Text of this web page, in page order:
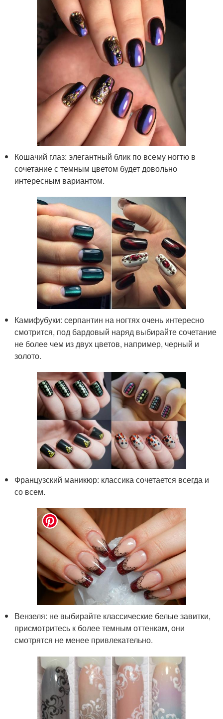
Кошачий глаз: элегантный блик по всему ногтю в
сочетание с темным цветом будет довольно
интересным вариантом.
Камифубуки: серпантин на ногтях очень интересно
смотрится, под бардовый наряд выбирайте сочетание
не более чем из двух цветов, например, черный и
золото.
Французский маникюр: классика сочетается всегда и
со всем.
Вензеля: не выбирайте классические белые завитки,
присмотритесь к более темным оттенкам, они
смотрятся не менее привлекательно.